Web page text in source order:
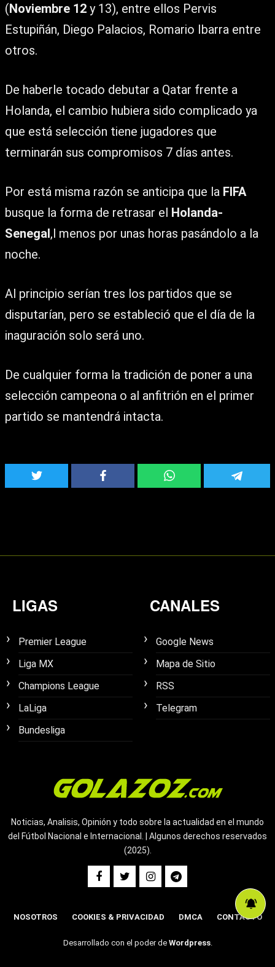
(Noviembre 12 y 13), entre ellos Pervis
Estupiñán, Diego Palacios, Romario Ibarra entre
otros.
De haberle tocado debutar a Qatar frente a
Holanda, el cambio hubiera sido complicado ya
que está selección tiene jugadores que
terminarán sus compromisos 7 días antes.
Por está misma razón se anticipa que la FIFA
busque la forma de retrasar el Holanda-
Senegal,l menos por unas horas pasándolo a la
noche.
Al principio serían tres los partidos que se
disputarían, pero se estableció que el día de la
inaguración solo será uno.
De cualquier forma la tradición de poner a una
selección campeona o al anfitrión en el primer
partido se mantendrá intacta.
LIGAS
Premier League
Liga MX
Champions League
LaLiga
Bundesliga
CANALES
Google News
Mapa de Sitio
RSS
Telegram
Noticias, Analisis, Opinión y todo sobre la actualidad en el mundo
del Fútbol Nacional e Internacional. | Algunos derechos reservados
(2025).
NOSOTROS COOKIES & PRIVACIDAD DMCA CONTACTO
Desarrollado con el poder de Wordpress.